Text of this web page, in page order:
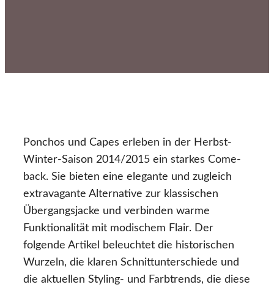
Ponchos und Capes erleben in der Herbst-
Winter-Saison 2014/2015 ein starkes Come-
back. Sie bieten eine elegante und zugleich
extravagante Alternative zur klassischen
Übergangsjacke und verbinden warme
Funktionalität mit modischem Flair. Der
folgende Artikel beleuchtet die historischen
Wurzeln, die klaren Schnittunterschiede und
die aktuellen Styling- und Farbtrends, die diese